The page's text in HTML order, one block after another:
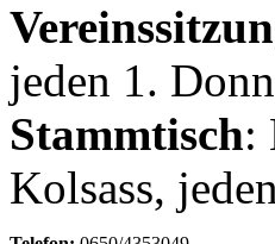
jeden 1.
Stammtisch:
Kolsass,